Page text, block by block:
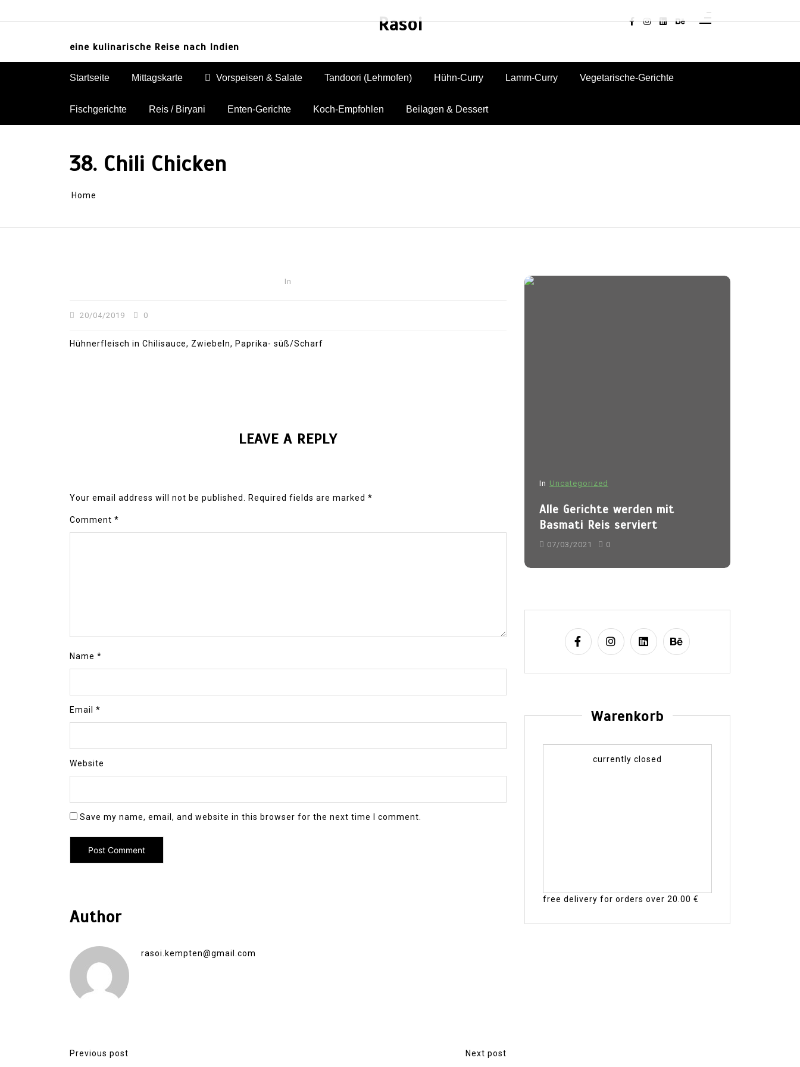
Rasoi
eine kulinarische Reise nach Indien
Startseite Mittagskarte Vorspeisen & Salate Tandoori (Lehmofen) Hühn-Curry Lamm-Curry Vegetarische-Gerichte
Fischgerichte Reis / Biryani Enten-Gerichte Koch-Empfohlen Beilagen & Dessert
38. Chili Chicken
Home
In
20/04/2019 0
Hühnerfleisch in Chilisauce, Zwiebeln, Paprika- süß/Scharf
LEAVE A REPLY
Your email address will not be published. Required fields are marked *
Comment *
Name *
Email *
Website
Save my name, email, and website in this browser for the next time I comment.
Author
rasoi.kempten@gmail.com
P
Previous post Next post
In Uncategorized
Alle Gerichte werden mit
Basmati Reis serviert
07/03/2021 0
Warenkorb
currently closed
free delivery for orders over 20.00 €